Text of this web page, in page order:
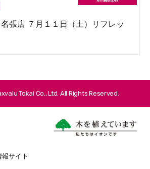
張店 ７月１１日（土）リフレッ
Tokai Co., Ltd. All Rights Reserved.
サイト